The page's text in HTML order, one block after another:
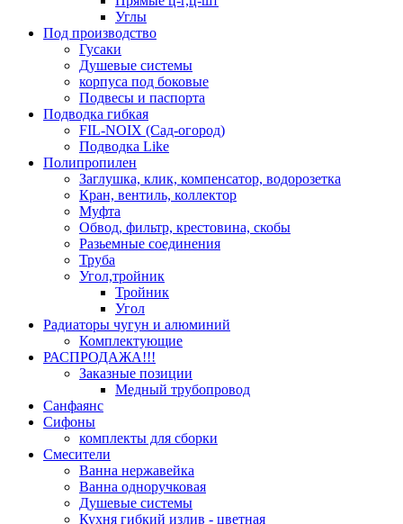
Углы
Под производство
Гусаки
Душевые системы
корпуса под боковые
Подвесы и паспорта
Подводка гибкая
FIL-NOIX (Сад-огород)
Подводка Like
Полипропилен
Заглушка, клик, компенсатор, водорозетка
Кран, вентиль, коллектор
Муфта
Обвод, фильтр, крестовина, скобы
Разьемные соединения
Труба
Угол,тройник
Тройник
Угол
Радиаторы чугун и алюминий
Комплектующие
РАСПРОДАЖА!!!
Заказные позиции
Медный трубопровод
Санфаянс
Сифоны
комплекты для сборки
Смесители
Ванна нержавейка
Ванна одноручковая
Душевые системы
Кухня гибкий излив - цветная